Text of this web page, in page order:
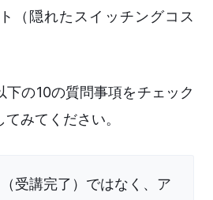
（隠れたスイッチングコス
下の10の質問事項をチェック
みてください。
受講完了）ではなく、ア